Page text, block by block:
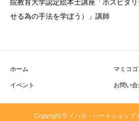
院教育大学認定絵本士講座「ホスピタ
せる為の手法を学ぼう）」講師
ホーム マミコゴ
イベント お問い
Copyright © イハラ・ハートショップ